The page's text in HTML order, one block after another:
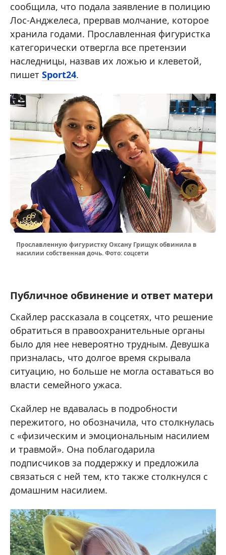
сообщила, что подала заявление в полицию
Лос-Анджелеса, прервав молчание, которое
хранила годами. Прославленная фигуристка
категорически отвергла все претензии
наследницы, назвав их ложью и клеветой,
пишет Sport24.
Прославленную фигуристку Оксану Грищук обвинила в
насилии собственная дочь. Фото: соцсети
Публичное обвинение и ответ матери
Скайлер рассказала в соцсетях, что решение
обратиться в правоохранительные органы
было для нее невероятно трудным. Девушка
призналась, что долгое время скрывала
ситуацию, но больше не могла оставаться во
власти семейного ужаса.
Скайлер не вдавалась в подробности
пережитого, но обозначила, что столкнулась
с «физическим и эмоциональным насилием
и травмой». Она поблагодарила
подписчиков за поддержку и предложила
связаться с ней тем, кто также столкнулся с
домашним насилием.